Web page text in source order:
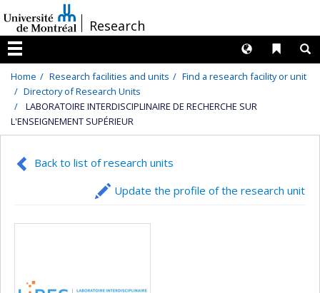
au
contenu
/Research
Menu
Liens
Langues
Home Research facilities and units
Find a research facility or unit
Directory of Research Units
LABORATOIRE INTERDISCIPLINAIRE DE RECHERCHE SUR
L'ENSEIGNEMENT SUPÉRIEUR
Back to list of research units
Update the profile of the research unit